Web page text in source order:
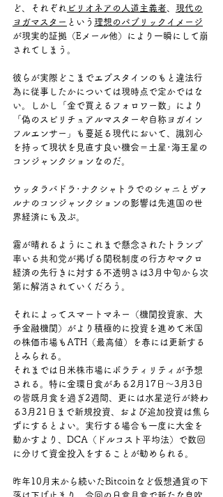
ど、それぞれ ビリオネアの人道主義者
現代の
ヨガマスター という 理想のパブリックイメージ
が現実的証拠（Eメール他）により一瞬にして崩
されてしまう。
彼らが実際どこまでエプスタインのもと違法行
為に従事したかについては現時点で定かではな
い。しかし「金で買えるフォロワー数」により
「偽のスピリチュアルマスターや自称ヨガイン
フルエンサー」も蔓延る現代において、識別心
を持って現状を見直す良い機会＝土星･海王星の
コンジャンクションなのだ。
ウッタラバドラ･ナクシャトラでのシャニとヴァ
ルナのコンジャンクションの影響は先進国の世
界経済にも及ぶ。
霧が晴れるようにこれまで懸念されたトランプ
率いる共和党が掲げる関税制度の行方やマクロ
経済の先行きに対する不透明さは3月中旬から次
第に解消されていくだろう。
それによってスマートマネー（機関投資家、大
手金融機関）がより積極的に投資を進めて米国
の株価市場もATH（最高値）を春には更新する
とみられる。
それまでは日米株市場にボラティリティが予想
される。特に金環日食がある2月17日～3月3日
の皆既月食を過ぎ2週間、更には水星逆行が終わ
る3月21日まで新規投資、および追加投資は焦ら
ずにするとよい。実行する場合も一度に大金を
動かすより、DCA（ドルコスト平均法）で数回
に分けて資金投入をすることが勧められる。
昨年10月末から続いたBitcoinなど仮想通貨の下
落は下げ止まり、今回の日食月食で新たな息吹